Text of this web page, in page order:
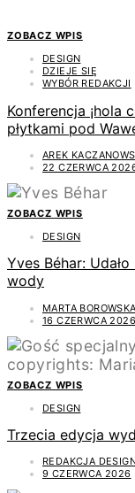
ZOBACZ WPIS
DESIGN
DZIEJE SIĘ
WYBÓR REDAKCJI
Konferencja ¡hola
płytkami pod
AREK
22 CZERWCA
ZOBACZ WPIS
DESIGN
Yves Béhar:
wody
MARTA BOROWSKA
16 CZERWCA 2026
ZOBACZ WPIS
DESIGN
Trzecia edycja
REDAKCJA
9 CZERWCA 2026